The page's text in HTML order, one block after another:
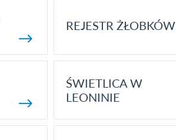
REJESTR ŻŁOBKÓW
ŚWIETLICA W
LEONINIE